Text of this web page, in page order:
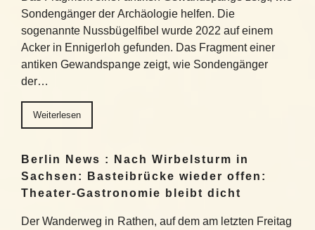
Sondengänger der Archäologie helfen. Die
sogenannte Nussbügelfibel wurde 2022 auf einem
Acker in Ennigerloh gefunden. Das Fragment einer
antiken Gewandspange zeigt, wie Sondengänger
der…
Weiterlesen
Berlin News : Nach Wirbelsturm in
Sachsen: Basteibrücke wieder offen:
Theater-Gastronomie bleibt dicht
Der Wanderweg in Rathen, auf dem am letzten Freitag